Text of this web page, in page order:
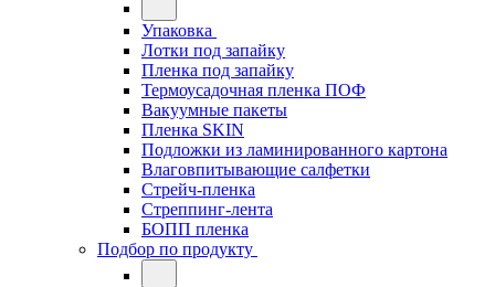
Упаковка
Лотки под запайку
Пленка под запайку
Термоусадочная пленка ПОФ
Вакуумные пакеты
Пленка SKIN
Подложки из ламинированного картона
Влаговпитывающие салфетки
Стрейч-пленка
Стреппинг-лента
БОПП пленка
Подбор по продукту